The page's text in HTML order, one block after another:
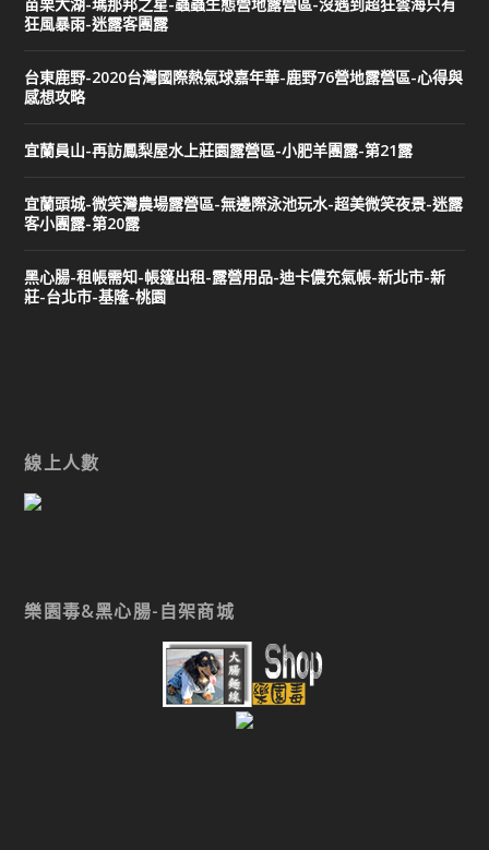
狂風暴雨-迷露客團露
台東鹿野-2020台灣國際熱氣球嘉年華-鹿野76營地露營區-心得與
感想攻略
宜蘭員山-再訪鳳梨屋水上莊園露營區-小肥羊團露-第21露
宜蘭頭城-微笑灣農場露營區-無邊際泳池玩水-超美微笑夜景-迷露
客小團露-第20露
黑心腸-租帳需知-帳篷出租-露營用品-迪卡儂充氣帳-新北市-新
莊-台北市-基隆-桃園
線上人數
樂園毒&黑心腸-自架商城